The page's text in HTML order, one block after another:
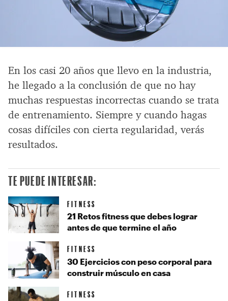
En los casi 20 años que llevo en la industria,
he llegado a la conclusión de que no hay
muchas respuestas incorrectas cuando se trata
de entrenamiento. Siempre y cuando hagas
cosas difíciles con cierta regularidad, verás
resultados.
TE PUEDE INTERESAR:
FITNESS
21 Retos fitness que debes lograr
antes de que termine el año
FITNESS
30 Ejercicios con peso corporal para
construir músculo en casa
FITNESS